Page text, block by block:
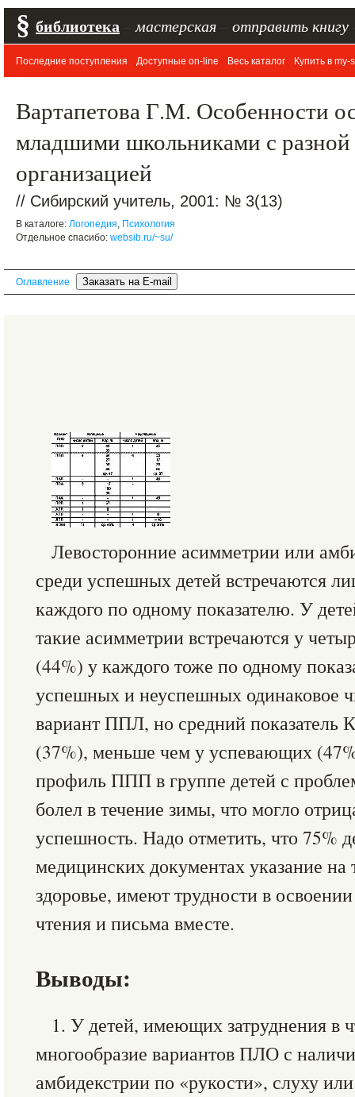
§ библиотека мастерская отправить книгу
Последние поступления Доступные on-line Весь каталог Купить в my-
Вартапетова Г.М. Особенности
младшими школьниками с разной
организацией
// Сибирский учитель, 2001: № 3(13)
В каталоге: Логопедия, Психология
Отдельное спасибо: websib.ru/~su/
Оглавление
Левосторонние асимметрии или
среди успешных детей встречаются
каждого по одному показателю. У
такие асимметрии встречаются у
(44%) у каждого тоже по одному
успешных и неуспешных одинаковое
вариант ППЛ, но средний
(37%), меньше чем у успевающих
профиль ППП в группе детей с
болел в течение зимы, что могло
успешность. Надо отметить, что 75%
медицинских документах указание
здоровье, имеют трудности в
чтения и письма вместе.
Выводы:
1. У детей, имеющих затруднения в
многообразие вариантов ПЛО с
амбидекстрии по «рукости», слуху